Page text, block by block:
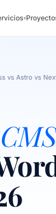
▾
vs Astro vs